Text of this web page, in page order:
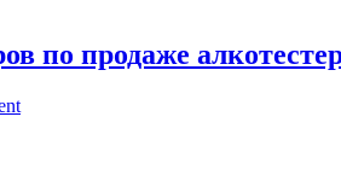
по продаже